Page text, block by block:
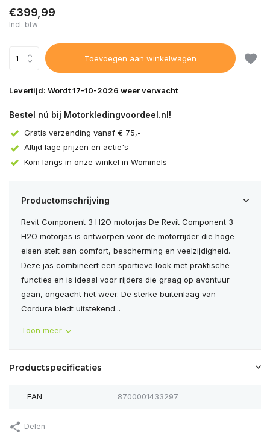
€399,99
Incl. btw
Toevoegen aan winkelwagen
Levertijd: Wordt 17-10-2026 weer verwacht
Bestel nú bij Motorkledingvoordeel.nl!
Gratis verzending vanaf € 75,-
Altijd lage prijzen en actie's
Kom langs in onze winkel in Wommels
Productomschrijving
Revit Component 3 H2O motorjas De Revit Component 3
H2O motorjas is ontworpen voor de motorrijder die hoge
eisen stelt aan comfort, bescherming en veelzijdigheid.
Deze jas combineert een sportieve look met praktische
functies en is ideaal voor rijders die graag op avontuur
gaan, ongeacht het weer. De sterke buitenlaag van
Cordura biedt uitstekend...
Toon meer
Productspecificaties
EAN 8700001433297
Delen